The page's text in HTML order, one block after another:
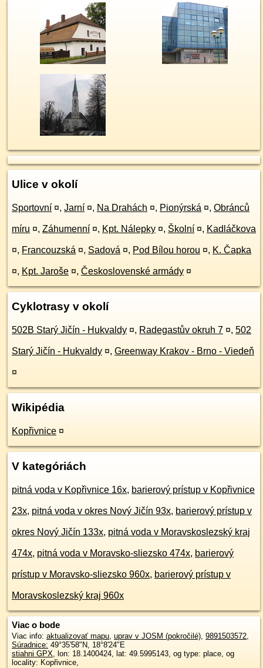
Ulice v okolí
Sportovní ¤, Jarní ¤, Na Drahách ¤, Pionýrská ¤, Obránců
míru ¤, Záhumenní ¤, Kpt. Nálepky ¤, Školní ¤, Kadláčkova
¤, Francouzská ¤, Sadová ¤, Pod Bílou horou ¤, K. Čapka
¤, Kpt. Jaroše ¤, Československé armády ¤
Cyklotrasy v okolí
502B Starý Jičín - Hukvaldy ¤, Radegastův okruh 7 ¤, 502
Starý Jičín - Hukvaldy ¤, Greenway Krakov - Brno - Viedeň
¤
Wikipédia
Kopřivnice ¤
V kategóriách
pitná voda v Kopřivnice 16x, barierový prístup v Kopřivnice
23x, pitná voda v okres Nový Jičín 93x, barierový prístup v
okres Nový Jičín 133x, pitná voda v Moravskoslezský kraj
474x, pitná voda v Moravsko-sliezsko 474x, barierový
prístup v Moravsko-sliezsko 960x, barierový prístup v
Moravskoslezský kraj 960x
Viac o bode
Viac info: aktualizovať mapu, uprav v JOSM (pokročilé), 9891503572,
Súradnice: 49°35'58"N, 18°8'24"E
stiahni GPX, lon: 18.1400424, lat: 49.5995143, og type: place, og
locality: Kopřivnice,